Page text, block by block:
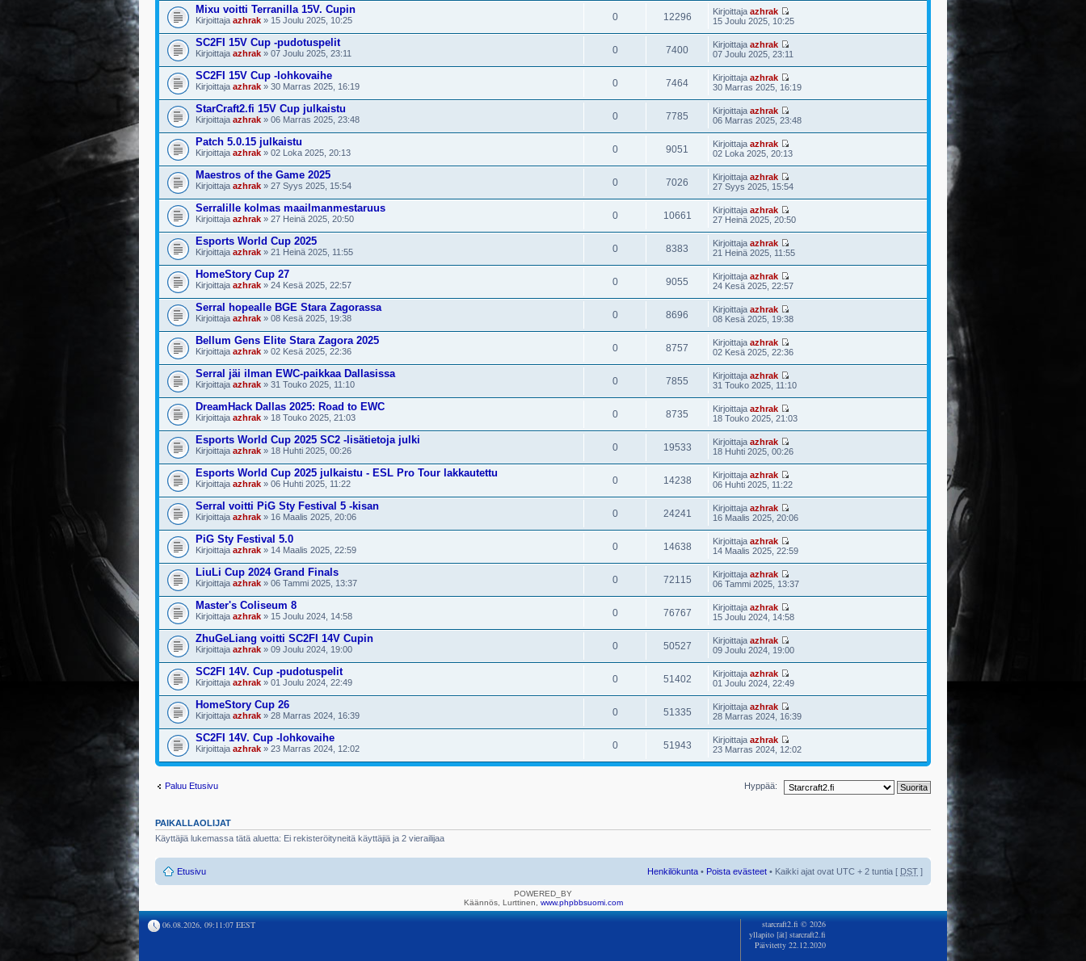
Mixu voitti Terranilla 15V. Cupin
Kirjoittaja azhrak » 15 Joulu 2025, 10:25 0 12296 Kirjoittaja azhrak
15 Joulu 2025, 10:25
SC2FI 15V Cup -pudotuspelit
Kirjoittaja azhrak » 07 Joulu 2025, 23:11 0 7400 Kirjoittaja azhrak
07 Joulu 2025, 23:11
SC2FI 15V Cup -lohkovaihe
Kirjoittaja azhrak » 30 Marras 2025, 16:19 0 7464 Kirjoittaja azhrak
30 Marras 2025, 16:19
StarCraft2.fi 15V Cup julkaistu
Kirjoittaja azhrak » 06 Marras 2025, 23:48 0 7785 Kirjoittaja azhrak
06 Marras 2025, 23:48
Patch 5.0.15 julkaistu
Kirjoittaja azhrak » 02 Loka 2025, 20:13 0 9051 Kirjoittaja azhrak
02 Loka 2025, 20:13
Maestros of the Game 2025
Kirjoittaja azhrak » 27 Syys 2025, 15:54 0 7026 Kirjoittaja azhrak
27 Syys 2025, 15:54
Serralille kolmas maailmanmestaruus
Kirjoittaja azhrak » 27 Heinä 2025, 20:50 0 10661 Kirjoittaja azhrak
27 Heinä 2025, 20:50
Esports World Cup 2025
Kirjoittaja azhrak » 21 Heinä 2025, 11:55 0 8383 Kirjoittaja azhrak
21 Heinä 2025, 11:55
HomeStory Cup 27
Kirjoittaja azhrak » 24 Kesä 2025, 22:57 0 9055 Kirjoittaja azhrak
24 Kesä 2025, 22:57
Serral hopealle BGE Stara Zagorassa
Kirjoittaja azhrak » 08 Kesä 2025, 19:38 0 8696 Kirjoittaja azhrak
08 Kesä 2025, 19:38
Bellum Gens Elite Stara Zagora 2025
Kirjoittaja azhrak » 02 Kesä 2025, 22:36 0 8757 Kirjoittaja azhrak
02 Kesä 2025, 22:36
Serral jäi ilman EWC-paikkaa Dallasissa
Kirjoittaja azhrak » 31 Touko 2025, 11:10 0 7855 Kirjoittaja azhrak
31 Touko 2025, 11:10
DreamHack Dallas 2025: Road to EWC
Kirjoittaja azhrak » 18 Touko 2025, 21:03 0 8735 Kirjoittaja azhrak
18 Touko 2025, 21:03
Esports World Cup 2025 SC2 -lisätietoja julki
Kirjoittaja azhrak » 18 Huhti 2025, 00:26 0 19533 Kirjoittaja azhrak
18 Huhti 2025, 00:26
Esports World Cup 2025 julkaistu - ESL Pro Tour lakkautettu
Kirjoittaja azhrak » 06 Huhti 2025, 11:22 0 14238 Kirjoittaja azhrak
06 Huhti 2025, 11:22
Serral voitti PiG Sty Festival 5 -kisan
Kirjoittaja azhrak » 16 Maalis 2025, 20:06 0 24241 Kirjoittaja azhrak
16 Maalis 2025, 20:06
PiG Sty Festival 5.0
Kirjoittaja azhrak » 14 Maalis 2025, 22:59 0 14638 Kirjoittaja azhrak
14 Maalis 2025, 22:59
LiuLi Cup 2024 Grand Finals
Kirjoittaja azhrak » 06 Tammi 2025, 13:37 0 72115 Kirjoittaja azhrak
06 Tammi 2025, 13:37
Master's Coliseum 8
Kirjoittaja azhrak » 15 Joulu 2024, 14:58 0 76767 Kirjoittaja azhrak
15 Joulu 2024, 14:58
ZhuGeLiang voitti SC2FI 14V Cupin
Kirjoittaja azhrak » 09 Joulu 2024, 19:00 0 50527 Kirjoittaja azhrak
09 Joulu 2024, 19:00
SC2FI 14V. Cup -pudotuspelit
Kirjoittaja azhrak » 01 Joulu 2024, 22:49 0 51402 Kirjoittaja azhrak
01 Joulu 2024, 22:49
HomeStory Cup 26
Kirjoittaja azhrak » 28 Marras 2024, 16:39 0 51335 Kirjoittaja azhrak
28 Marras 2024, 16:39
SC2FI 14V. Cup -lohkovaihe
Kirjoittaja azhrak » 23 Marras 2024, 12:02 0 51943 Kirjoittaja azhrak
23 Marras 2024, 12:02
Paluu Etusivu Hyppää:
PAIKALLAOLIJAT
Käyttäjiä lukemassa tätä aluetta: Ei rekisteröityneitä käyttäjiä ja 2 vierailijaa
Etusivu Henkilökunta • Poista evästeet • Kaikki ajat ovat UTC + 2 tuntia [ DST ]
POWERED_BY
Käännös, Lurttinen, www.phpbbsuomi.com
06.08.2026, 09:11:07 EEST
starcraft2.fi © 2026
yllapito [ät] starcraft2.fi
Päivitetty 22.12.2020